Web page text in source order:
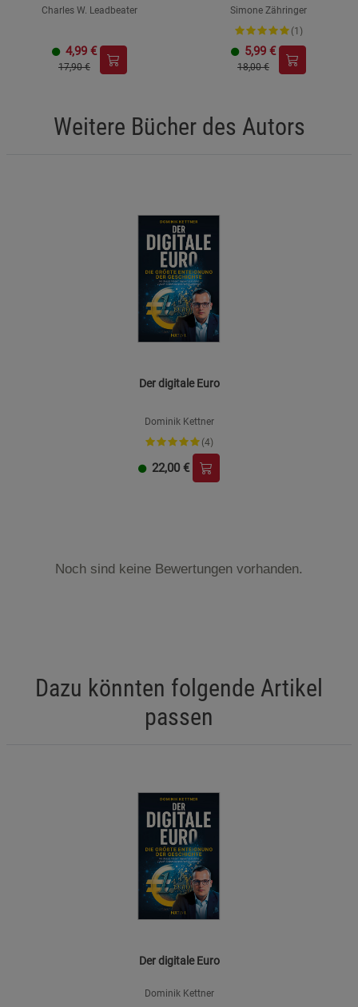
Charles W. Leadbeater
4,99 €
17,90 €
Simone Zähringer
(1)
5,99 €
18,00 €
Weitere Bücher des Autors
Der digitale Euro
Dominik Kettner
(4)
22,00 €
Noch sind keine Bewertungen vorhanden.
Dazu könnten folgende Artikel
passen
Der digitale Euro
Dominik Kettner